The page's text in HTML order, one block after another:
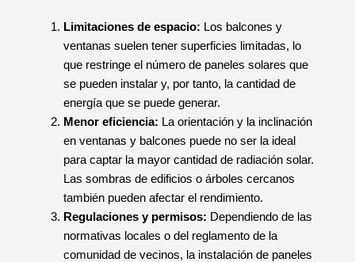
Limitaciones de espacio: Los balcones y
ventanas suelen tener superficies limitadas, lo
que restringe el número de paneles solares que
se pueden instalar y, por tanto, la cantidad de
energía que se puede generar.
Menor eficiencia: La orientación y la inclinación
en ventanas y balcones puede no ser la ideal
para captar la mayor cantidad de radiación solar.
Las sombras de edificios o árboles cercanos
también pueden afectar el rendimiento.
Regulaciones y permisos: Dependiendo de las
normativas locales o del reglamento de la
comunidad de vecinos, la instalación de paneles